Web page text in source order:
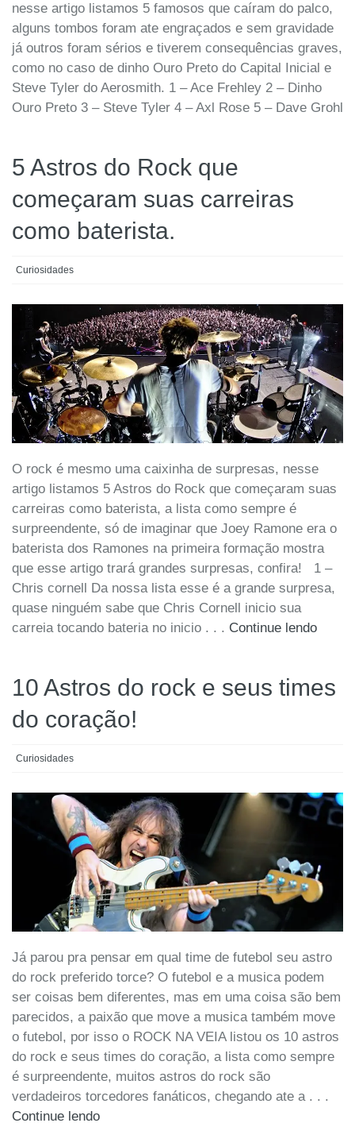
nesse artigo listamos 5 famosos que caíram do palco,
alguns tombos foram ate engraçados e sem gravidade
já outros foram sérios e tiverem consequências graves,
como no caso de dinho Ouro Preto do Capital Inicial e
Steve Tyler do Aerosmith. 1 – Ace Frehley 2 – Dinho
Ouro Preto 3 – Steve Tyler 4 – Axl Rose 5 – Dave Grohl
5 Astros do Rock que
começaram suas carreiras
como baterista.
Curiosidades
O rock é mesmo uma caixinha de surpresas, nesse
artigo listamos 5 Astros do Rock que começaram suas
carreiras como baterista, a lista como sempre é
surpreendente, só de imaginar que Joey Ramone era o
baterista dos Ramones na primeira formação mostra
que esse artigo trará grandes surpresas, confira! 1 –
Chris cornell Da nossa lista esse é a grande surpresa,
quase ninguém sabe que Chris Cornell inicio sua
carreia tocando bateria no inicio . . . Continue lendo
10 Astros do rock e seus times
do coração!
Curiosidades
Já parou pra pensar em qual time de futebol seu astro
do rock preferido torce? O futebol e a musica podem
ser coisas bem diferentes, mas em uma coisa são bem
parecidos, a paixão que move a musica também move
o futebol, por isso o ROCK NA VEIA listou os 10 astros
do rock e seus times do coração, a lista como sempre
é surpreendente, muitos astros do rock são
verdadeiros torcedores fanáticos, chegando ate a . . .
Continue lendo